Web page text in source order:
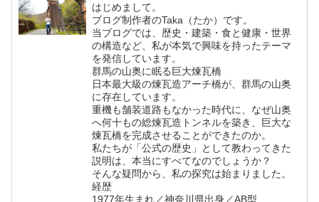
はじめまして。
ブログ制作者のTaka（たか）です。
当ブログでは、歴史・建築・食と健康・世界
の構造など、私が本気で興味を持ったテーマ
を発信しています。
群馬の山奥に眠る巨大煉瓦橋
日本最大級の煉瓦造アーチ橋が、群馬の山奥
に存在しています。
重機も舗装道路もなかった時代に、なぜ山奥
へ何十もの総煉瓦造トンネルを築き、巨大な
煉瓦橋を完成させることができたのか。
私たちが「公式の歴史」として教わってきた
説明は、本当にすべてなのでしょうか？
そんな疑問から、私の探究は始まりました。
経歴
1977年生まれ／神奈川県出身／AB型